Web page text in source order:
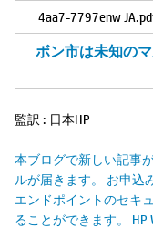
ボン市は未知の
4aa7-7797enw
監訳 : 日本HP
本ブログで新しい記事
ルが届きます。 お申
エンドポイントのセキ
ることができます。